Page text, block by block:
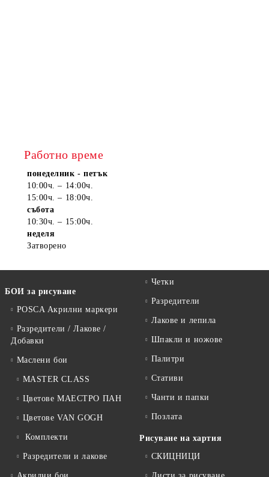
Работно време
понеделник - петък
10:00ч. – 14:00ч.
15:00ч. – 18:00ч.
събота
10:30ч. – 15:00ч.
неделя
Затворено
БОИ за рисуване
POSCA Акрилни маркери
Разредители / Лакове /
Добавки
Маслени бои
MASTER CLASS
Цветове МАЕСТРО ПАН
Цветове VAN GOGH
Комплекти
Разредители и лакове
Четки
Разредители
Лакове и лепила
Шпакли и ножове
Палитри
Стативи
Чанти и папки
Позлата
Рисуване на хартия
СКИЦНИЦИ